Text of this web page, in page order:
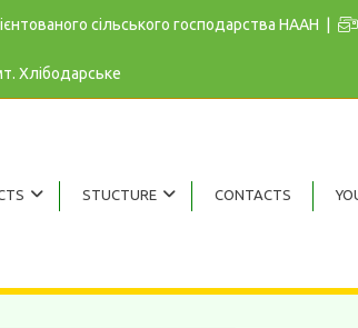
сільського господарства НААН
Хлібодарське
STUCTURE CONTACTS